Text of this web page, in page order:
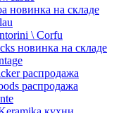
новинка на складе
\ Corfu
новинка на складе
распродажа
распродажа